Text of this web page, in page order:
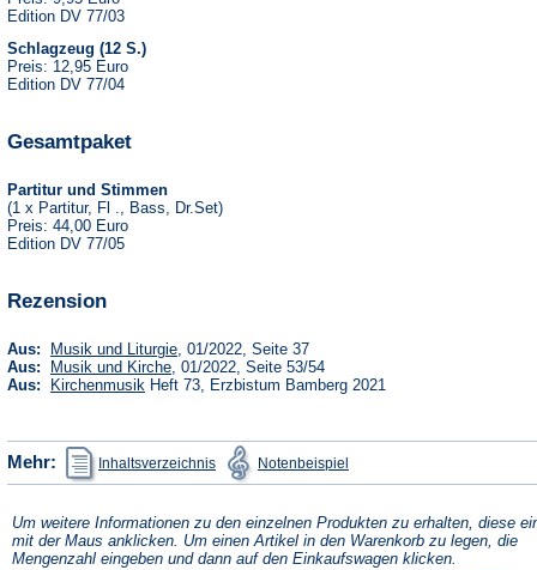
Edition DV 77/03
Schlagzeug (12 S.)
Preis: 12,95 Euro
Edition DV 77/04
Gesamtpaket
Partitur und Stimmen
(1 x Partitur, Fl ., Bass, Dr.Set)
Preis: 44,00 Euro
Edition DV 77/05
Rezension
Aus: Musik und Liturgie(Öffnet
in
einem
neuen
, 01/2022, Seite 37
Aus:
Musik und Kirche(Öffnet
in
, 01/2022, Seite 53/54
Aus:
Kirchenmusik (Öffnet
Heft 73, Erzbistum Bamberg 2021
Mehr: Inhaltsverzeichnis
(Öffnet
in
einem
Tab)
Notenbeispiel in
einem
Tab)
Um weitere Informationen zu den einzelnen Produkten zu erhalten, diese
mit der Maus anklicken. Um einen Artikel in den Warenkorb zu legen, die
Mengenzahl eingeben und dann auf den Einkaufswagen klicken.